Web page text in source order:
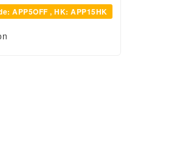
APP5OFF , HK: APP15HK